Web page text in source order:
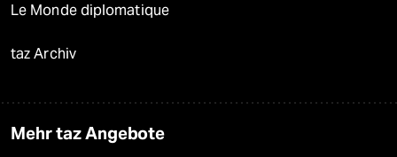
Le Monde diplomatique
taz Archiv
Mehr taz Angebote